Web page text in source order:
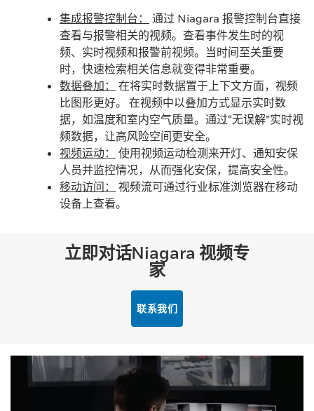
集成报警控制台：
通过 Niagara 报警控制台直接
查看与报警相关的视频。查看事件发生时的视
频、实时视频和报警前视频。当时间至关重要
时，快速检索相关信息就变得非常重要。
数据叠加：
在将实时数据置于上下文方面，视频
比图形更好。 在视频中以叠加方式显示实时数
据，如温度和室内空气质量。通过“无误解”实时视
频数据，让高风险空间更安全。
视频运动：
使用视频运动检测来开灯、通知安保
人员并监控情况，从而强化安保，提高安全性。
移动访问：
视频流可通过行业标准浏览器在移动
设备上查看。
立即对话Niagara 视频专
家
联系我们